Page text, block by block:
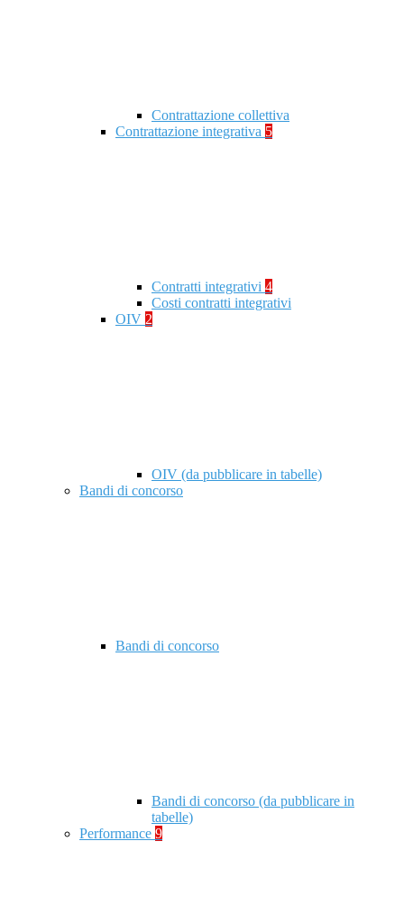
Contrattazione collettiva
Contrattazione integrativa 5
Contratti integrativi 4
Costi contratti integrativi
OIV 2
OIV (da pubblicare in tabelle)
Bandi di concorso
Bandi di concorso
Bandi di concorso (da pubblicare in
tabelle)
Performance 9